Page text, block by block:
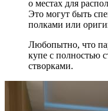
о местах для
Это могут быть
полками или
Любопытно, что
купе с полностью
створками.